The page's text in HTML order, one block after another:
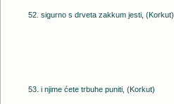
52. sigurno s drveta zakkum jesti, (Korkut)
53. i njime ćete trbuhe puniti, (Korkut)